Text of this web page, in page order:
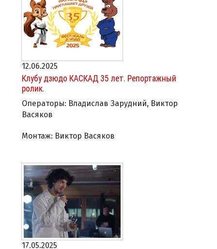
12.06.2025
Клубу дзюдо КАСКАД 35 лет. Репортажный
ролик.
Операторы: Владислав Зарудний, Виктор
Васяков
Монтаж: Виктор Васяков
17.05.2025